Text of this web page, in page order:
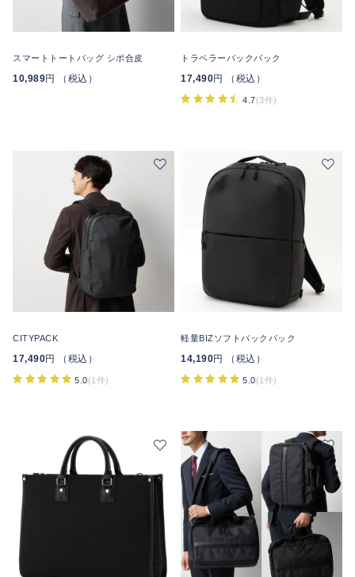
スマートトートバッグ シボ合皮
10,989円 （税込）
トラベラーバックパック
17,490円 （税込）
4.7(3件)
CITYPACK
17,490円 （税込）
5.0(1件)
軽量BIZソフトバックパック
14,190円 （税込）
5.0(1件)